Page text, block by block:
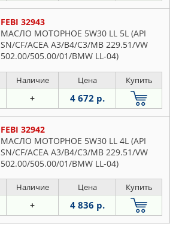
FEBI 32943
МАСЛО МОТОРНОЕ 5W30 LL 5L (API
SN/CF/ACEA A3/B4/C3/MB 229.51/VW
502.00/505.00/01/BMW LL-04)
Наличие Цена Купить
+ 4 672 р.
FEBI 32942
МАСЛО МОТОРНОЕ 5W30 LL 4L (API
SN/CF/ACEA A3/B4/C3/MB 229.51/VW
502.00/505.00/01/BMW LL-04)
Наличие Цена Купить
+ 4 836 р.